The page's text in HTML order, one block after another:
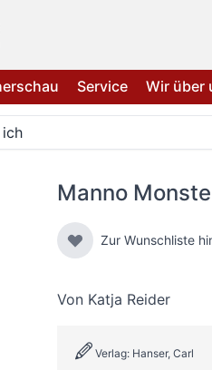
Service Wir über
Manno
Zur Wunschliste
Von Katja Reider
Verlag: Hanser, Carl